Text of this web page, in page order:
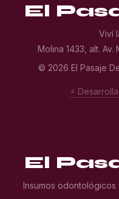
El
Viví
Molina 1433, alt. Av.
© 2026 El Pasaje
⚡
El
Insumos odontológicos